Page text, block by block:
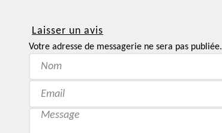
Laisser un avis
Votre adresse de messagerie ne sera pas publiée.